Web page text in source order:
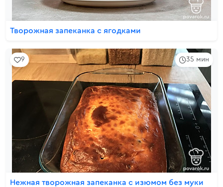
Творожная запеканка с ягодками
35 мин
9
Нежная творожная запеканка с изюмом без муки